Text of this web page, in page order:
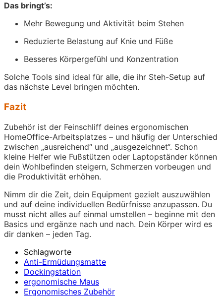
Das bringt’s:
Mehr Bewegung und Aktivität beim Stehen
Reduzierte Belastung auf Knie und Füße
Besseres Körpergefühl und Konzentration
Solche Tools sind ideal für alle, die ihr Steh-Setup auf
das nächste Level bringen möchten.
Fazit
Zubehör ist der Feinschliff deines ergonomischen
HomeOffice-Arbeitsplatzes – und häufig der Unterschied
zwischen „ausreichend“ und „ausgezeichnet“. Schon
kleine Helfer wie Fußstützen oder Laptopständer können
dein Wohlbefinden steigern, Schmerzen vorbeugen und
die Produktivität erhöhen.
Nimm dir die Zeit, dein Equipment gezielt auszuwählen
und auf deine individuellen Bedürfnisse anzupassen. Du
musst nicht alles auf einmal umstellen – beginne mit den
Basics und ergänze nach und nach. Dein Körper wird es
dir danken – jeden Tag.
Schlagworte
Anti-Ermüdungsmatte
Dockingstation
ergonomische Maus
Ergonomisches Zubehör